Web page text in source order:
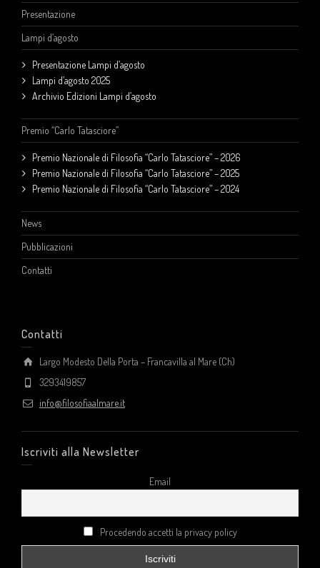
Presentazione
Lampi d’agosto
Presentazione Lampi d’agosto
Lampi d’agosto 2025
Archivio Edizioni Lampi d’agosto
Premio “Carlo Tatasciore”
Premio Nazionale di Filosofia “Carlo Tatasciore” – 2026
Premio Nazionale di Filosofia “Carlo Tatasciore” – 2025
Premio Nazionale di Filosofia “Carlo Tatasciore” – 2024
News
Pubblicazioni
Contatti
Contatti
Largo Modesto Della Porta – Francavilla al Mare (Ch)
3293419857
info@filosofiaalmare.it
Iscriviti alla Newsletter
Email
Procedendo accetti la privacy policy